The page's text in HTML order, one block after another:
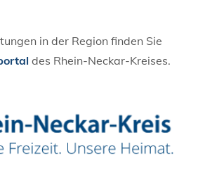
in der Region finden Sie
des Rhein-Neckar-Kreises.